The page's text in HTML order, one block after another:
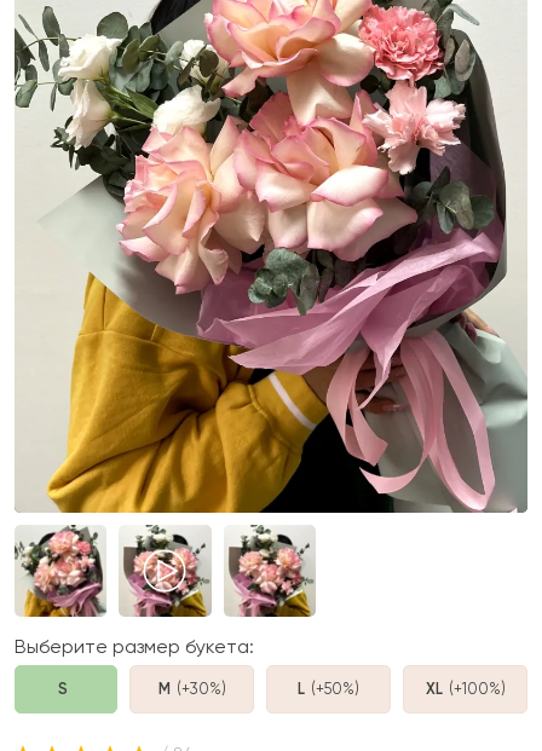
Выберите размер букета:
S M (+30%) L (+50%) XL (+100%)